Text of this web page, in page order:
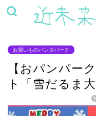
お買いものパンダパーク
【おパンパー
ト「雪だるま大